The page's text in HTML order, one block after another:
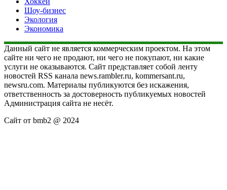
Шоу-бизнес
Экология
Экономика
Данный сайт не является коммерческим проектом. На этом
сайте ни чего не продают, ни чего не покупают, ни какие
услуги не оказываются. Сайт представляет собой ленту
новостей RSS канала news.rambler.ru, kommersant.ru,
newsru.com. Материалы публикуются без искажения,
ответственность за достоверность публикуемых новостей
Администрация сайта не несёт.
Сайт от bmb2 @ 2024